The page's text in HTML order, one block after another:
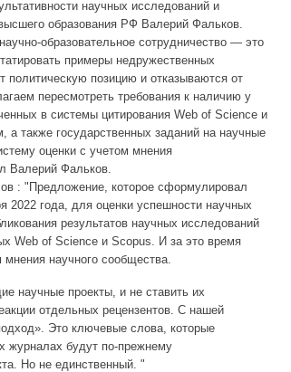
научных исследований и
образования РФ Валерий Фальков.
образовательное сотрудничество — это
примеры недружественных
политическую позицию и отказываются от
пересмотреть требования к наличию у
в системы цитирования Web of Science и
также государственных заданий на научные
оценки с учетом мнения
Валерий Фальков.
: "Предложение, которое сформулировал
2022 года, для оценки успешности научных
результатов научных исследований
Web of Science и Scopus. И за это время
научного сообщества.
научные проекты, и не ставить их
отдельных рецензентов. С нашей
Это ключевые слова, которые
журналах будут по-прежнему
Но не единственный. "